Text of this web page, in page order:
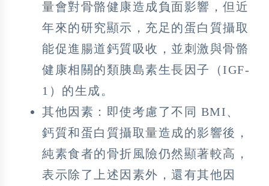
量會對骨骼健康造成負面影響，但近
年來的研究顯示，充足的蛋白質攝取
能促進腸道鈣質吸收，並刺激與骨骼
健康相關的類胰島素生長因子（IGF-
1）的生成。
其他因素：即使考慮了不同 BMI、
鈣質和蛋白質攝取量造成的影響後，
純素食者的骨折風險仍然顯著較高，
表示除了上述因素外，還有其他因